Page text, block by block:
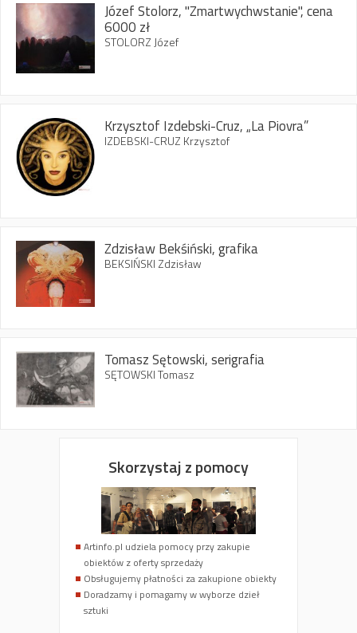
Józef Stolorz, "Zmartwychwstanie", cena
6000 zł
STOLORZ Józef
Krzysztof Izdebski-Cruz, „La Piovra”
IZDEBSKI-CRUZ Krzysztof
Zdzisław Bekśiński, grafika
BEKSIŃSKI Zdzisław
Tomasz Sętowski, serigrafia
SĘTOWSKI Tomasz
Skorzystaj z pomocy
Artinfo.pl udziela pomocy przy zakupie
obiektów z oferty sprzedaży
Obsługujemy płatności za zakupione obiekty
Doradzamy i pomagamy w wyborze dzieł
sztuki